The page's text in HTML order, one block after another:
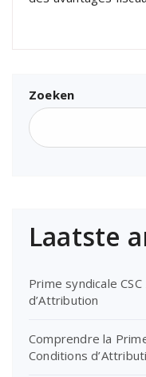
Zoeken
Laatste
Prime syndicale
d’Attribution
Comprendre la
Conditions